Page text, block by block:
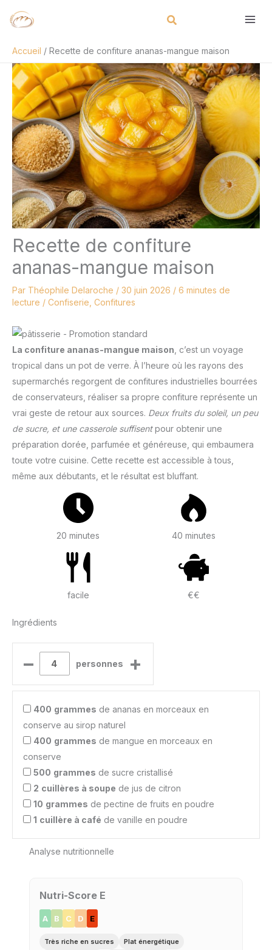
Accueil
Recette de confiture ananas-mangue maison
Recette de confiture
ananas-mangue maison
Par Théophile Delaroche / 30 juin 2026 / 6 minutes de
lecture / Confiserie Confitures
La confiture ananas-mangue maison , c’est un voyage
tropical dans un pot de verre. À l’heure où les rayons des
supermarchés regorgent de confitures industrielles bourrées
de conservateurs, réaliser sa propre confiture représente un
vrai geste de retour aux sources. Deux fruits du soleil, un peu
de sucre, et une casserole suffisentpour obtenir une
préparation dorée, parfumée et généreuse, qui embaumera
toute votre cuisine. Cette recette est accessible à tous,
même aux débutants, et le résultat est bluffant.
20 minutes 40 minutes
facile €€
Ingrédients
– personnes +
400 grammes de ananas en morceaux en
conserve au sirop naturel
400 grammes de mangue en morceaux en
conserve
500 grammes de sucre cristallisé
2 cuillères à soupe de jus de citron
10 grammes de pectine de fruits en poudre
1 cuillère à café de vanille en poudre
Analyse nutritionnelle
Nutri-Score E
A B C D E
Très riche en sucres
Plat énergétique